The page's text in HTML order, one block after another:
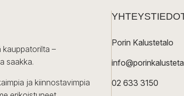
kauppatorilta –
saakka.
ja kiinnostavimpia
Porin Kalustetalo
02 633 3150